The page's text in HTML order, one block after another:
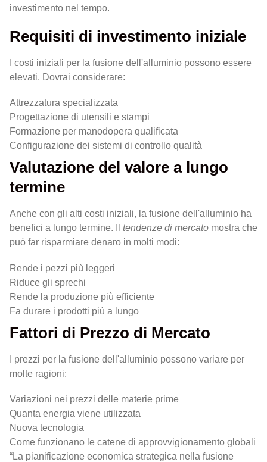
investimento nel tempo.
Requisiti di investimento iniziale
I costi iniziali per la fusione dell'alluminio possono essere
elevati. Dovrai considerare:
Attrezzatura specializzata
Progettazione di utensili e stampi
Formazione per manodopera qualificata
Configurazione dei sistemi di controllo qualità
Valutazione del valore a lungo
termine
Anche con gli alti costi iniziali, la fusione dell'alluminio ha
benefici a lungo termine. Il tendenze di mercato mostra che
può far risparmiare denaro in molti modi:
Rende i pezzi più leggeri
Riduce gli sprechi
Rende la produzione più efficiente
Fa durare i prodotti più a lungo
Fattori di Prezzo di Mercato
I prezzi per la fusione dell'alluminio possono variare per
molte ragioni:
Variazioni nei prezzi delle materie prime
Quanta energia viene utilizzata
Nuova tecnologia
Come funzionano le catene di approvvigionamento globali
“La pianificazione economica strategica nella fusione